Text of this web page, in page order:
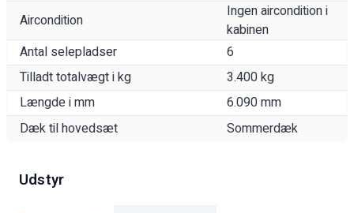
Aircondition
Ingen aircondition i
kabinen
Antal selepladser
6
Tilladt totalvægt i kg
3.400 kg
Længde i mm
6.090 mm
Dæk til hovedsæt
Sommerdæk
Udstyr